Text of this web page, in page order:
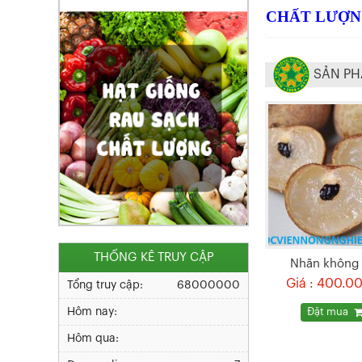
CHẤT
SẢN
Nhãn không
Giá :
Đặt mua
THỐNG KÊ TRUY CẬP
68000000
Tổng truy cập:
Hôm nay:
Hôm qua: